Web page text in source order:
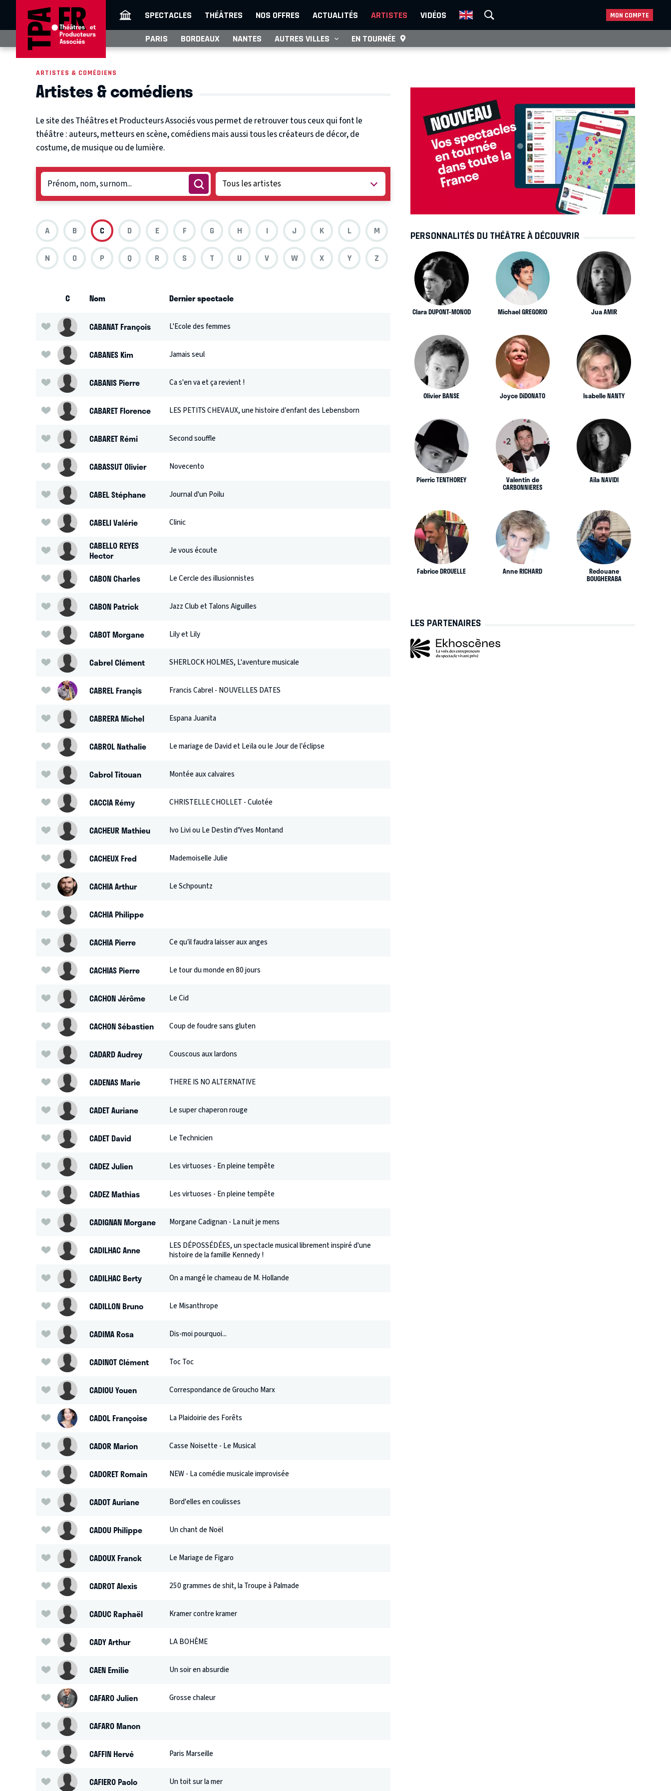
SPECTACLES THÉÂTRES NOS OFFRES ACTUALITÉS ARTISTES VIDÉOS MON COMPTE
PARIS BORDEAUX NANTES AUTRES VILLES EN TOURNÉE
ARTISTES & COMÉDIENS
Artistes & comédiens
Le site des Théâtres et Producteurs Associés vous permet de retrouver tous ceux qui font le
théâtre : auteurs, metteurs en scène, comédiens mais aussi tous les créateurs de décor, de
costume, de musique ou de lumière.
A B C D E F G H I J K L M
N O P Q R S T U V W X Y Z
C Nom Dernier spectacle
CABANAT François L'Ecole des femmes
CABANES Kim Jamais seul
CABANIS Pierre Ca s'en va et ça revient !
CABARET Florence LES PETITS CHEVAUX, une histoire d’enfant des Lebensborn
CABARET Rémi Second souffle
CABASSUT Olivier Novecento
CABEL Stéphane Journal d'un Poilu
CABELI Valérie Clinic
CABELLO REYES
Hector
Je vous écoute
CABON Charles Le Cercle des illusionnistes
CABON Patrick Jazz Club et Talons Aiguilles
CABOT Morgane Lily et Lily
Cabrel Clément SHERLOCK HOLMES, L'aventure musicale
CABREL Françis Francis Cabrel - NOUVELLES DATES
CABRERA Michel Espana Juanita
CABROL Nathalie Le mariage de David et Leïla ou le Jour de l’éclipse
Cabrol Titouan Montée aux calvaires
CACCIA Rémy CHRISTELLE CHOLLET - Culotée
CACHEUR Mathieu Ivo Livi ou Le Destin d'Yves Montand
CACHEUX Fred Mademoiselle Julie
CACHIA Arthur Le Schpountz
CACHIA Philippe
CACHIA Pierre Ce qu’il faudra laisser aux anges
CACHIAS Pierre Le tour du monde en 80 jours
CACHON Jérôme Le Cid
CACHON Sébastien Coup de foudre sans gluten
CADARD Audrey Couscous aux lardons
CADENAS Marie THERE IS NO ALTERNATIVE
CADET Auriane Le super chaperon rouge
CADET David Le Technicien
CADEZ Julien Les virtuoses - En pleine tempête
CADEZ Mathias Les virtuoses - En pleine tempête
CADIGNAN Morgane Morgane Cadignan - La nuit je mens
CADILHAC Anne
LES DÉPOSSÉDÉES, un spectacle musical librement inspiré d'une
histoire de la famille Kennedy !
CADILHAC Berty On a mangé le chameau de M. Hollande
CADILLON Bruno Le Misanthrope
CADIMA Rosa Dis-moi pourquoi...
CADINOT Clément Toc Toc
CADIOU Youen Correspondance de Groucho Marx
CADOL Françoise La Plaidoirie des Forêts
CADOR Marion Casse Noisette - Le Musical
CADORET Romain NEW - La comédie musicale improvisée
CADOT Auriane Bord'elles en coulisses
CADOU Philippe Un chant de Noël
CADOUX Franck Le Mariage de Figaro
CADROT Alexis 250 grammes de shit, la Troupe à Palmade
CADUC Raphaël Kramer contre kramer
CADY Arthur LA BOHÈME
CAEN Emilie Un soir en absurdie
CAFARO Julien Grosse chaleur
CAFARO Manon
CAFFIN Hervé Paris Marseille
CAFIERO Paolo Un toit sur la mer
PERSONNALITÉS DU THÉÂTRE À DÉCOUVRIR
Clara DUPONT-MONOD Michael GREGORIO Jua AMIR
Olivier BANSE Joyce DiDONATO Isabelle NANTY
Pierric TENTHOREY Valentin de
CARBONNIERES
Aïla NAVIDI
Fabrice DROUELLE Anne RICHARD Redouane
BOUGHERABA
LES PARTENAIRES